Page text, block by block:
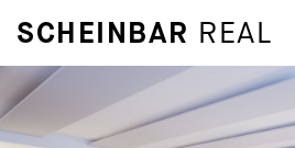
SCHEINBAR REAL